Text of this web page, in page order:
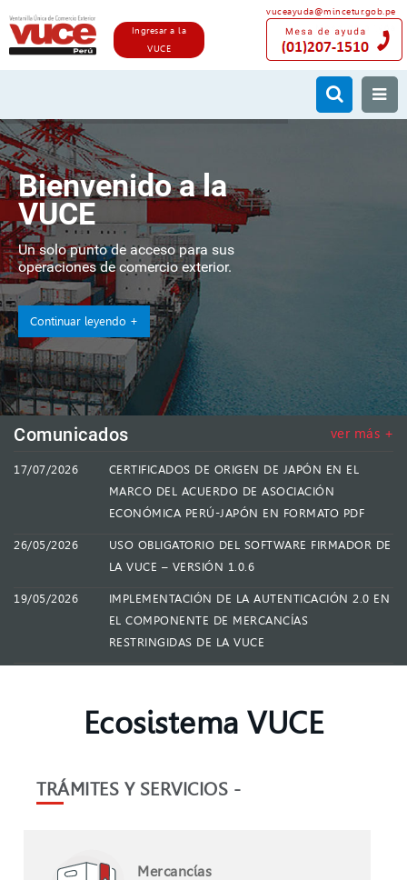
vuceayuda@mincetur.gob.pe
Ingresar a la
VUCE
Bienvenido a la
VUCE
Un solo punto de acceso para sus
operaciones de comercio exterior.
Continuar leyendo +
Comunicados ver más +
17/07/2026
CERTIFICADOS DE ORIGEN DE JAPÓN EN EL
MARCO DEL ACUERDO DE ASOCIACIÓN
ECONÓMICA PERÚ-JAPÓN EN FORMATO PDF
26/05/2026
USO OBLIGATORIO DEL SOFTWARE FIRMADOR DE
LA VUCE – VERSIÓN 1.0.6
19/05/2026
IMPLEMENTACIÓN DE LA AUTENTICACIÓN 2.0 EN
EL COMPONENTE DE MERCANCÍAS
RESTRINGIDAS DE LA VUCE
Ecosistema VUCE
TRÁMITES Y SERVICIOS -
Mercancías